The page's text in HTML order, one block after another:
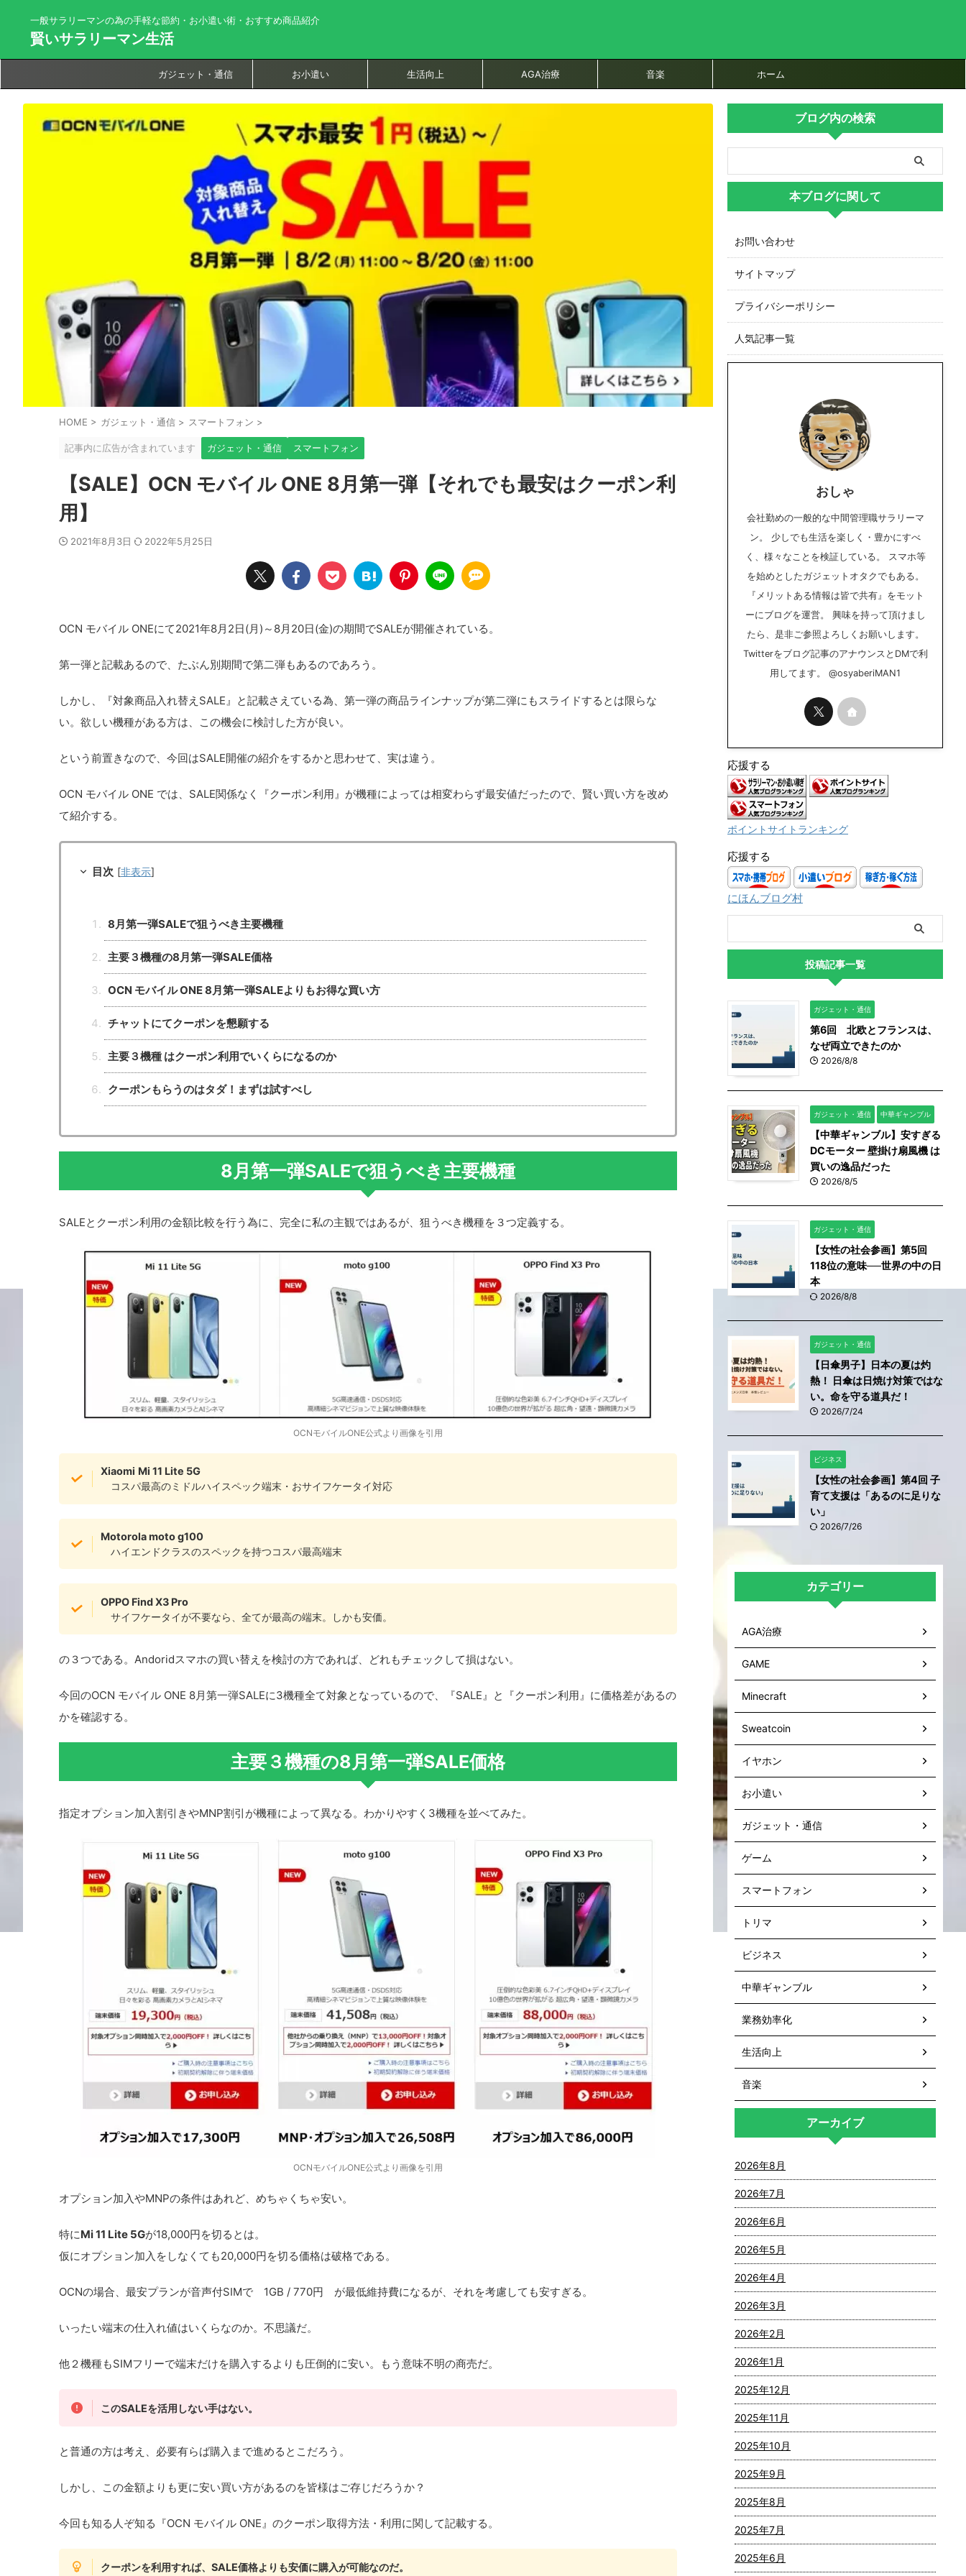
一般サラリーマンの為の手軽な節約・お小遣い術・おすすめ商品紹介
賢いサラリーマン生活
ガジェット・通信 お小遣い 生活向上 AGA治療 音楽 ホーム
HOME > ガジェット・通信 > スマートフォン >
記事内に広告が含まれています ガジェット・通信 スマートフォン
【SALE】OCN モバイル ONE 8月第一弾【それでも最安はクーポン利
用】
2021年8月3日 2022年5月25日
OCN モバイル ONEにて2021年8月2日(月)～8月20日(金)の期間でSALEが開催されている。
第一弾と記載あるので、たぶん別期間で第二弾もあるのであろう。
しかし、『対象商品入れ替えSALE』と記載さえている為、第一弾の商品ラインナップが第二弾にもスライドするとは限らな
い。欲しい機種がある方は、この機会に検討した方が良い。
という前置きなので、今回はSALE開催の紹介をするかと思わせて、実は違う。
OCN モバイル ONE では、SALE関係なく『クーポン利用』が機種によっては相変わらず最安値だったので、賢い買い方を改め
て紹介する。
目次 [非表示]
8月第一弾SALEで狙うべき主要機種
主要３機種の8月第一弾SALE価格
OCN モバイル ONE 8月第一弾SALEよりもお得な買い方
チャットにてクーポンを懇願する
主要３機種 はクーポン利用でいくらになるのか
クーポンもらうのはタダ！まずは試すべし
8月第一弾SALEで狙うべき主要機種
SALEとクーポン利用の金額比較を行う為に、完全に私の主観ではあるが、狙うべき機種を３つ定義する。
OCNモバイルONE公式より画像を引用
Xiaomi Mi 11 Lite 5G
コスパ最高のミドルハイスペック端末・おサイフケータイ対応
Motorola moto g100
ハイエンドクラスのスペックを持つコスパ最高端末
OPPO Find X3 Pro
サイフケータイが不要なら、全てが最高の端末。しかも安価。
の３つである。Andoridスマホの買い替えを検討の方であれば、どれもチェックして損はない。
今回のOCN モバイル ONE 8月第一弾SALEに3機種全て対象となっているので、『SALE』と『クーポン利用』に価格差があるの
かを確認する。
主要３機種の8月第一弾SALE価格
指定オプション加入割引きやMNP割引が機種によって異なる。わかりやすく3機種を並べてみた。
OCNモバイルONE公式より画像を引用
オプション加入やMNPの条件はあれど、めちゃくちゃ安い。
特にMi 11 Lite 5Gが18,000円を切るとは。
仮にオプション加入をしなくても20,000円を切る価格は破格である。
OCNの場合、最安プランが音声付SIMで 1GB / 770円 が最低維持費になるが、それを考慮しても安すぎる。
いったい端末の仕入れ値はいくらなのか。不思議だ。
他２機種もSIMフリーで端末だけを購入するよりも圧倒的に安い。もう意味不明の商売だ。
このSALEを活用しない手はない。
と普通の方は考え、必要有らば購入まで進めるとこだろう。
しかし、この金額よりも更に安い買い方があるのを皆様はご存じだろうか？
今回も知る人ぞ知る『OCN モバイル ONE』のクーポン取得方法・利用に関して記載する。
クーポンを利用すれば、SALE価格よりも安価に購入が可能なのだ。
ブログ内の検索
本ブログに関して
お問い合わせ
サイトマップ
プライバシーポリシー
人気記事一覧
おしゃ
会社勤めの一般的な中間管理職サラリーマ
ン。 少しでも生活を楽しく・豊かにすべ
く、様々なことを検証している。 スマホ等
を始めとしたガジェットオタクでもある。
『メリットある情報は皆で共有』をモット
ーにブログを運営。 興味を持って頂けまし
たら、是非ご参照よろしくお願いします。
Twitterをブログ記事のアナウンスとDMで利
用してます。 @osyaberiMAN1
応援する
ポイントサイトランキング
応援する
にほんブログ村
投稿記事一覧
ガジェット・通信
第6回 北欧とフランスは、
なぜ両立できたのか
2026/8/8
ガジェット・通信 中華ギャンブル
【中華ギャンブル】安すぎる
DCモーター 壁掛け扇風機 は
買いの逸品だった
2026/8/5
ガジェット・通信
【女性の社会参画】第5回
118位の意味──世界の中の日
本
2026/8/8
ガジェット・通信
【日傘男子】日本の夏は灼
熱！ 日傘は日焼け対策ではな
い。命を守る道具だ！
2026/7/24
ビジネス
【女性の社会参画】第4回 子
育て支援は「あるのに足りな
い」
2026/7/26
カテゴリー
AGA治療
GAME
Minecraft
Sweatcoin
イヤホン
お小遣い
ガジェット・通信
ゲーム
スマートフォン
トリマ
ビジネス
中華ギャンブル
業務効率化
生活向上
音楽
アーカイブ
2026年8月
2026年7月
2026年6月
2026年5月
2026年4月
2026年3月
2026年2月
2026年1月
2025年12月
2025年11月
2025年10月
2025年9月
2025年8月
2025年7月
2025年6月